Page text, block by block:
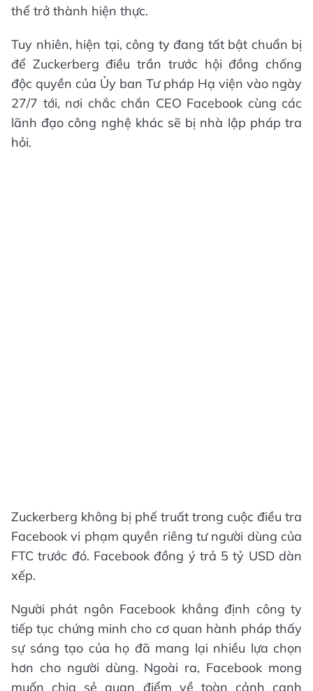
thể trở thành hiện thực.
Tuy nhiên, hiện tại, công ty đang tất bật chuẩn bị
để Zuckerberg điều trần trước hội đồng chống
độc quyền của Ủy ban Tư pháp Hạ viện vào ngày
27/7 tới, nơi chắc chắn CEO Facebook cùng các
lãnh đạo công nghệ khác sẽ bị nhà lập pháp tra
hỏi.
Zuckerberg không bị phế truất trong cuộc điều tra
Facebook vi phạm quyền riêng tư người dùng của
FTC trước đó. Facebook đồng ý trả 5 tỷ USD dàn
xếp.
Người phát ngôn Facebook khẳng định công ty
tiếp tục chứng minh cho cơ quan hành pháp thấy
sự sáng tạo của họ đã mang lại nhiều lựa chọn
hơn cho người dùng. Ngoài ra, Facebook mong
muốn chia sẻ quan điểm về toàn cảnh cạnh